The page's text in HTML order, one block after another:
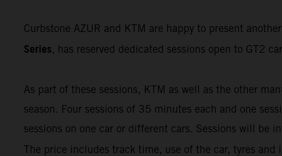
Curbstone AZUR and KTM are happy to present
Series, has reserved dedicated sessions open to GT2
As part of these sessions, KTM as well as the other
season. Four sessions of 35 minutes each and one
sessions on one car or different cars. Sessions will be
The price includes track time, use of the car, tyres